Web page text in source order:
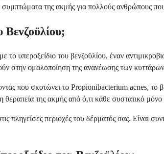
της ακμής για πολλούς ανθρώπους
Βενζοϋλίου;
το υπεροξείδιο του βενζοϋλίου, έναν
στην ομαλοποίηση της ανανέωσης των
που σκοτώνει το Propionibacterium acnes,
της ακμής από ό,τι κάθε συστατικό μόνο
πληγείσες περιοχές του δέρματός σας. Είναι